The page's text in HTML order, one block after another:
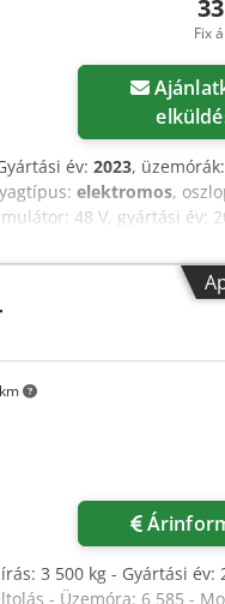
képet
Fix
Ajánlatkérés
év: 2023, üzemórák:
elektromos,
48 V, gyártási év:
állapot: nagyon jó
Toyota Material
3 500 kg - Gyártási év:
- Üzemóra: 6 585 -